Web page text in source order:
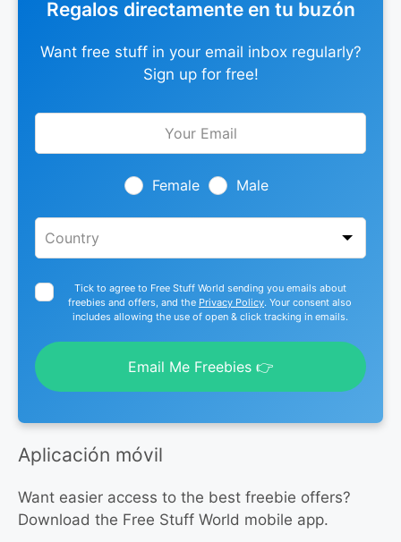
Regalos directamente en tu buzón
Want free stuff in your email inbox regularly?
Sign up for free!
Leave
Female Male
Tick to agree to Free Stuff World sending you emails about
freebies and offers, and the Privacy Policy. Your consent also
includes allowing the use of open & click tracking in emails.
Email Me Freebies 👉
Aplicación móvil
Want easier access to the best freebie offers?
Download the Free Stuff World mobile app.